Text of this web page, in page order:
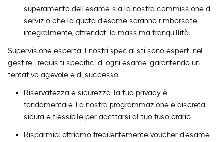
superamento dell'esame, sia la nostra commissione di
servizio che la quota d'esame saranno rimborsate
integralmente, offrendoti la massima tranquillità.
Supervisione esperta: I nostri specialisti sono esperti nel
gestire i requisiti specifici di ogni esame, garantendo un
tentativo agevole e di successo.
Riservatezza e sicurezza: la tua privacy è
fondamentale. La nostra programmazione è discreta,
sicura e flessibile per adattarsi al tuo fuso orario.
Risparmio: offriamo frequentemente voucher d'esame